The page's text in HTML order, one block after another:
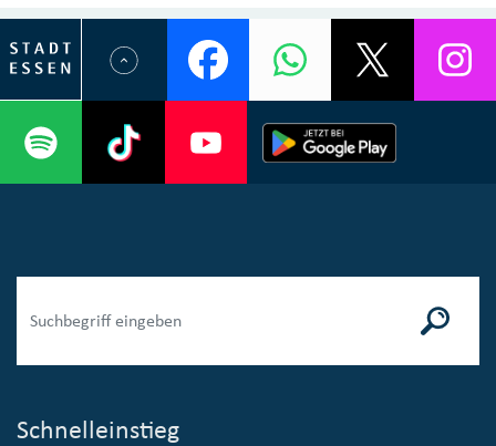
Schnelleinstieg